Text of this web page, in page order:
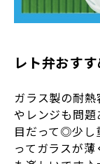
レト弁おす
ガラス製の耐
やレンジも問
目だって◎少し
ってガラスが